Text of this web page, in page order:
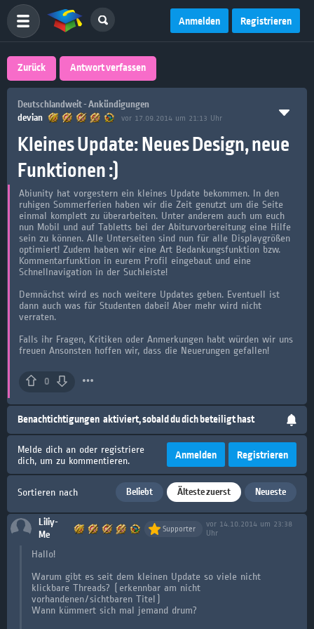
Anmelden Registrieren
Zurück Antwort verfassen
Deutschlandweit - Ankündigungen
devian
vor 17.09.2014 um 21:13 Uhr
Kleines Update: Neues Design, neue
Funktionen :)
Abiunity hat vorgestern ein kleines Update bekommen. In den
ruhigen Sommerferien haben wir die Zeit genutzt um die Seite
einmal komplett zu überarbeiten. Unter anderem auch um euch
nun Mobil und auf Tabletts bei der Abiturvorbereitung eine Hilfe
sein zu können. Alle Unterseiten sind nun für alle Displaygrößen
optimiert! Zudem haben wir eine Art Bedankungsfunktion bzw.
Kommentarfunktion in eurem Profil eingebaut und eine
Schnellnavigation in der Suchleiste!
Demnächst wird es noch weitere Updates geben. Eventuell ist
dann auch was für Studenten dabei! Aber mehr wird nicht
verraten.
Falls ihr Fragen, Kritiken oder Anmerkungen habt würden wir uns
freuen Ansonsten hoffen wir, dass die Neuerungen gefallen!
0
Benachtichtigungen aktiviert, sobald du dich beteiligt hast
Melde dich an oder registriere
dich, um zu kommentieren.
Anmelden Registrieren
Sortieren nach Beliebt Älteste zuerst Neueste
Liliy-
Me
Supporter
vor 14.10.2014 um 23:38
Uhr
Hallo!
Warum gibt es seit dem kleinen Update so viele nicht
klickbare Threads? (erkennbar am nicht
vorhandenen/sichtbaren Titel)
Wann kümmert sich mal jemand drum?